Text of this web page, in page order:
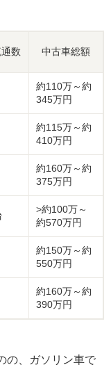
数 中古車総額
約110万～約
345万円
約115万～約
410万円
約160万～約
375万円
>約100万～
約570万円
約150万～約
550万円
約160万～約
390万円
の、ガソリン車で